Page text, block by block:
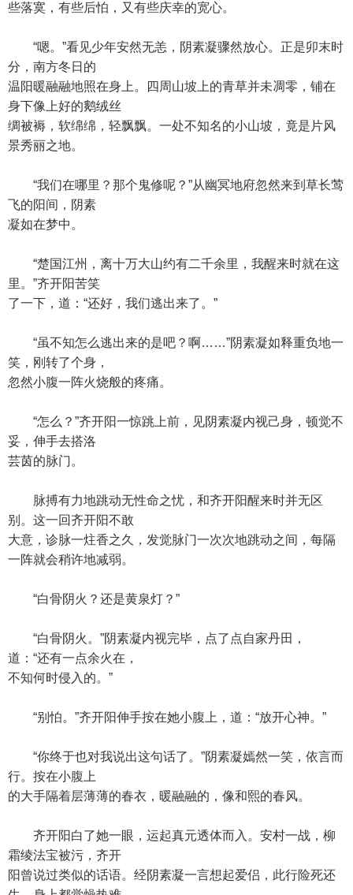
些落寞，有些后怕，又有些庆幸的宽心。
“嗯。”看见少年安然无恙，阴素凝骤然放心。正是卯末时
分，南方冬日的
温阳暖融融地照在身上。四周山坡上的青草并未凋零，铺在
身下像上好的鹅绒丝
绸被褥，软绵绵，轻飘飘。一处不知名的小山坡，竟是片风
景秀丽之地。
“我们在哪里？那个鬼修呢？”从幽冥地府忽然来到草长莺
飞的阳间，阴素
凝如在梦中。
“楚国江州，离十万大山约有二千余里，我醒来时就在这
里。”齐开阳苦笑
了一下，道：“还好，我们逃出来了。”
“虽不知怎么逃出来的是吧？啊……”阴素凝如释重负地一
笑，刚转了个身，
忽然小腹一阵火烧般的疼痛。
“怎么？”齐开阳一惊跳上前，见阴素凝内视己身，顿觉不
妥，伸手去搭洛
芸茵的脉门。
脉搏有力地跳动无性命之忧，和齐开阳醒来时并无区
别。这一回齐开阳不敢
大意，诊脉一炷香之久，发觉脉门一次次地跳动之间，每隔
一阵就会稍许地减弱。
“白骨阴火？还是黄泉灯？”
“白骨阴火。”阴素凝内视完毕，点了点自家丹田，
道：“还有一点余火在，
不知何时侵入的。”
“别怕。”齐开阳伸手按在她小腹上，道：“放开心神。”
“你终于也对我说出这句话了。”阴素凝嫣然一笑，依言而
行。按在小腹上
的大手隔着层薄薄的春衣，暖融融的，像和熙的春风。
齐开阳白了她一眼，运起真元透体而入。安村一战，柳
霜绫法宝被污，齐开
阳曾说过类似的话语。经阴素凝一言想起爱侣，此行险死还